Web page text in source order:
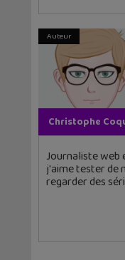
Auteur
Christophe
Journaliste web
j'aime tester de
regarder des